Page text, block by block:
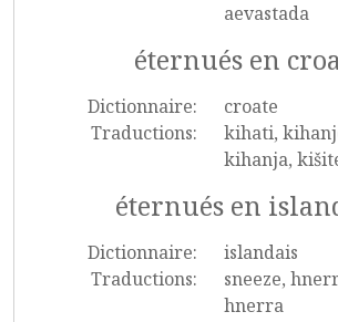
aevastada
éternués en
Dictionnaire:
croate
Traductions:
kihati,
kihanja,
éternués en
Dictionnaire:
islandais
Traductions:
sneeze,
hnerra